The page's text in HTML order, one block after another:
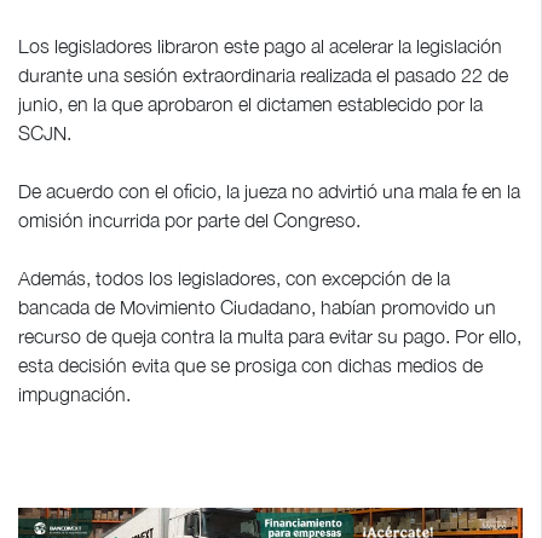
Los legisladores libraron este pago al acelerar la legislación
durante una sesión extraordinaria realizada el pasado 22 de
junio, en la que aprobaron el dictamen establecido por la
SCJN.
De acuerdo con el oficio, la jueza no advirtió una mala fe en la
omisión incurrida por parte del Congreso.
Además, todos los legisladores, con excepción de la
bancada de Movimiento Ciudadano, habían promovido un
recurso de queja contra la multa para evitar su pago. Por ello,
esta decisión evita que se prosiga con dichas medios de
impugnación.